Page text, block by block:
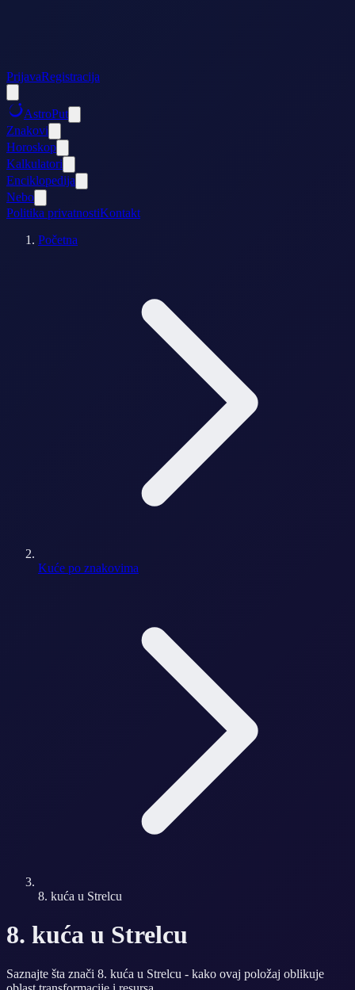
PrijavaRegistracija
AstroPut
Znakovi
Horoskop
Kalkulatori
Enciklopedija
Nebo
Politika privatnostiKontakt
Početna
Kuće po znakovima
8. kuća u Strelcu
8. kuća u Strelcu
Saznajte šta znači 8. kuća u Strelcu - kako ovaj položaj oblikuje